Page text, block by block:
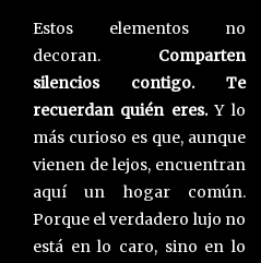
Estos elementos no
decoran. Comparten
silencios contigo. Te
recuerdan quién eres.Y lo
más curioso es que, aunque
vienen de lejos, encuentran
aquí un hogar común.
Porque el verdadero lujo no
está en lo caro, sino en lo